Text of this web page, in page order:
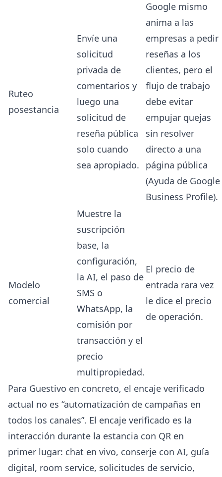
Ruteo
posestancia
Envíe una
solicitud
privada de
comentarios y
luego una
solicitud de
reseña pública
solo cuando
sea apropiado.
Google mismo
anima a las
empresas a pedir
reseñas a los
clientes, pero el
flujo de trabajo
debe evitar
empujar quejas
sin resolver
directo a una
página pública
(Ayuda de Google
Business Profile).
Modelo
comercial
Muestre la
suscripción
base, la
configuración,
la AI, el paso de
SMS o
WhatsApp, la
comisión por
transacción y el
precio
multipropiedad.
El precio de
entrada rara vez
le dice el precio
de operación.
Para Guestivo en concreto, el encaje verificado
actual no es “automatización de campañas en
todos los canales”. El encaje verificado es la
interacción durante la estancia con QR en
primer lugar: chat en vivo, conserje con AI, guía
digital, room service, solicitudes de servicio,